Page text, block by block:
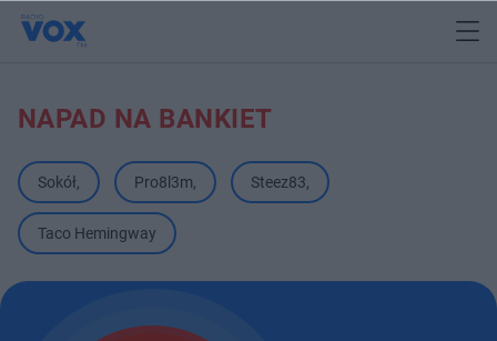
NAPAD NA BANKIET
Sokół, Pro8l3m, Steez83,
Taco Hemingway